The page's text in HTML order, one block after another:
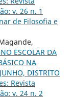
v. 26 n. 1
de Filosofia e
ESCOLAR DA
NA
DISTRITO
Revista
v. 24 n. 2